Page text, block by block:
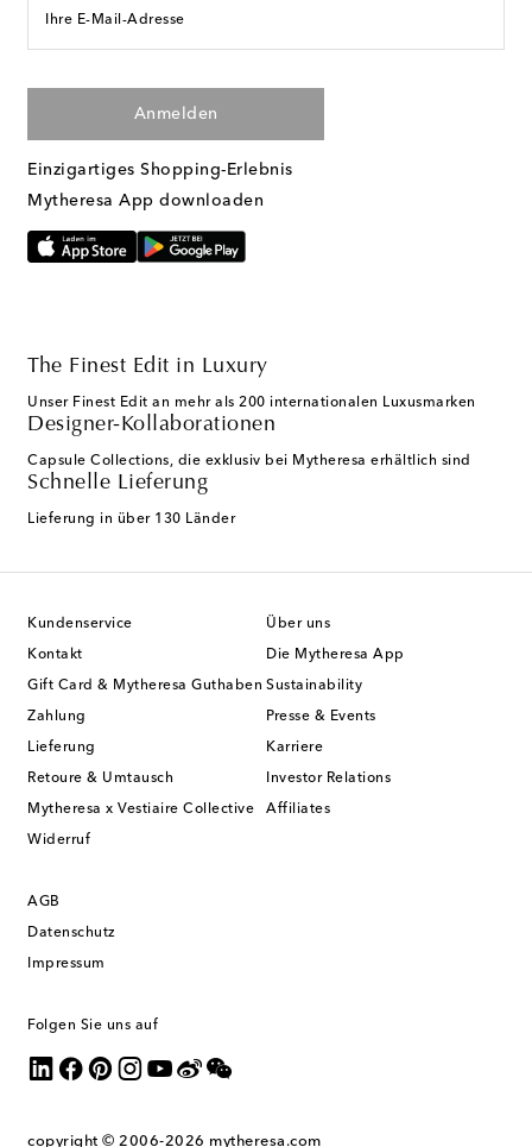
Ihre E-Mail-Adresse
Anmelden
Einzigartiges Shopping-Erlebnis
Mytheresa App downloaden
The Finest Edit in Luxury
Unser Finest Edit an mehr als 200 internationalen Luxusmarken
Designer-Kollaborationen
Capsule Collections, die exklusiv bei Mytheresa erhältlich sind
Schnelle Lieferung
Lieferung in über 130 Länder
Kundenservice
Kontakt
Gift Card & Mytheresa Guthaben
Zahlung
Lieferung
Retoure & Umtausch
Mytheresa x Vestiaire Collective
Widerruf
Über uns
Die Mytheresa App
Sustainability
Presse & Events
Karriere
Investor Relations
Affiliates
AGB
Datenschutz
Impressum
Folgen Sie uns auf
copyright © 2006-2026 mytheresa.com